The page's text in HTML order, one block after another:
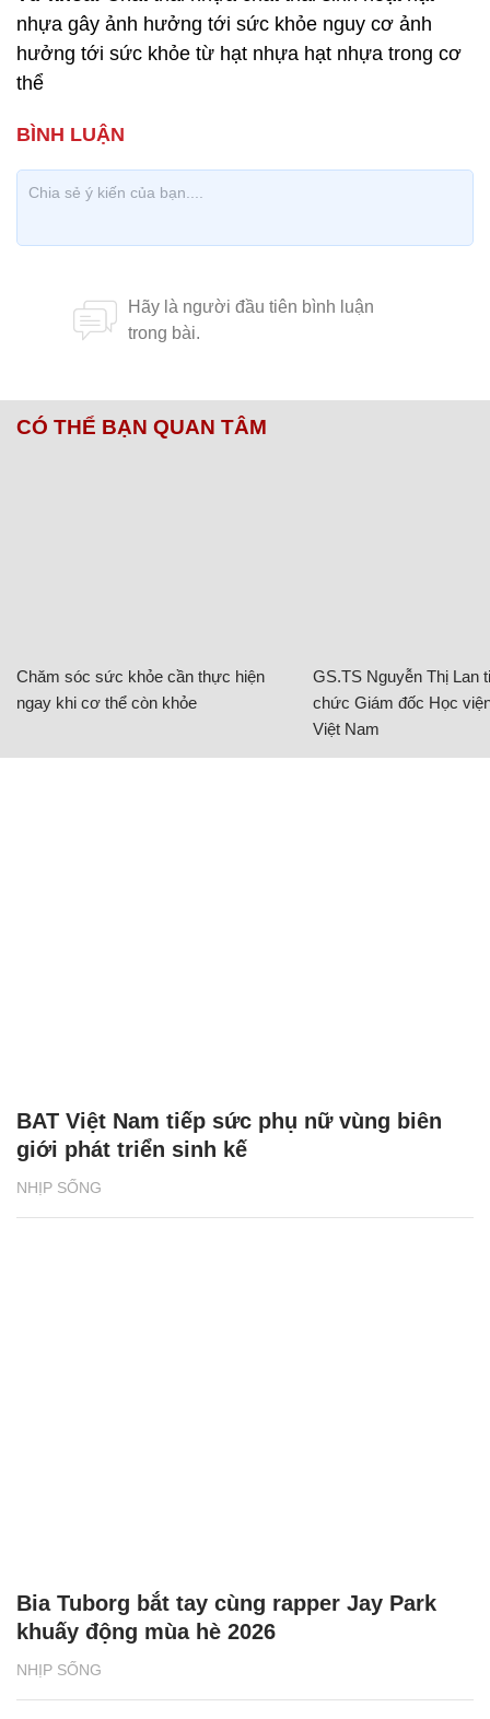
nhựa gây ảnh hưởng tới sức khỏe nguy cơ ảnh
hưởng tới sức khỏe từ hạt nhựa hạt nhựa trong cơ
thể
CÓ THỂ BẠN QUAN TÂM
Chăm sóc sức khỏe cần thực hiện
ngay khi cơ thể còn khỏe
GS.TS Nguyễn Thị Lan
chức Giám đốc Học
Việt Nam
NHỊP SỐNG
BAT Việt Nam tiếp sức phụ nữ vùng biên
giới phát triển sinh kế
NHỊP SỐNG
Bia Tuborg bắt tay cùng rapper Jay Park
khuấy động mùa hè 2026